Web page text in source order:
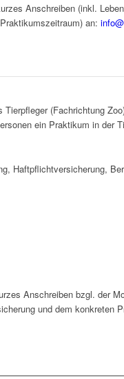
Anschreiben (inkl.
an:
(Fachrichtung
ein Praktikum in der
Haftpflichtversicherung,
Anschreiben bzgl. der
und dem konkreten